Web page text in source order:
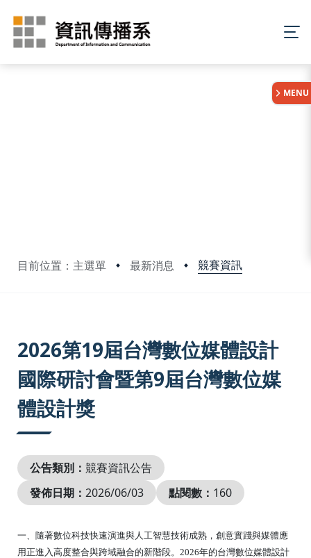
目前位置：主選單 最新消息 競賽資訊
MENU
2026第19屆台灣數位媒體設計
國際研討會暨第9屆台灣數位媒
體設計獎
公告類別： 競賽資訊公告
發佈日期： 2026/06/03 點閱數： 160
一、隨著數位科技快速演進與人工智慧技術成熟，創意實踐與媒體應
用正進入高度整合與跨域融合的新階段。2026年的台灣數位媒體設計